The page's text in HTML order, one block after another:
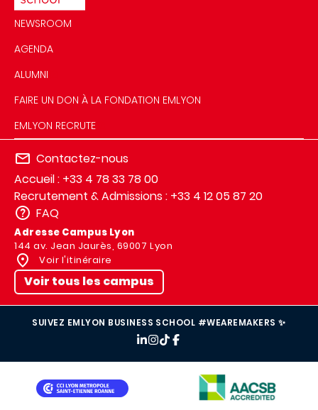
NEWSROOM
AGENDA
ALUMNI
FAIRE UN DON À LA FONDATION EMLYON
EMLYON RECRUTE
Contactez-nous
Accueil : +33 4 78 33 78 00
Recrutement & Admissions : +33 4 12 05 87 20
FAQ
Adresse Campus Lyon
144 av. Jean Jaurès, 69007 Lyon
Voir l'itinéraire
Voir tous les campus
SUIVEZ EMLYON BUSINESS SCHOOL #WEAREMAKERS ✨
IMAGE